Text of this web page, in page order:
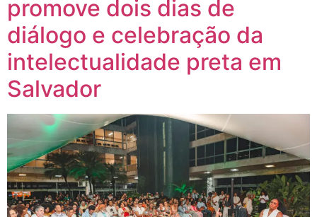
promove dois dias de
diálogo e celebração da
intelectualidade preta em
Salvador